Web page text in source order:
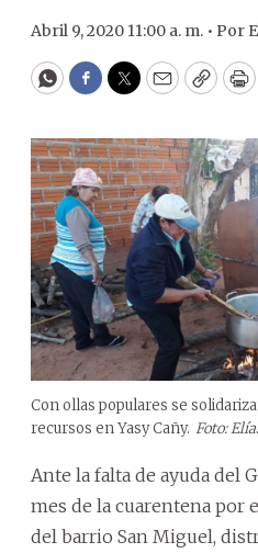
Abril 9, 2020 11:00 a. m. • Por
WhatsApp
Facebook
Twitter
EmailCopy
Con ollas populares se
recursos en Yasy Cañy. Foto:
Ante la falta de ayuda del
mes de la cuarentena por
del barrio San Miguel,